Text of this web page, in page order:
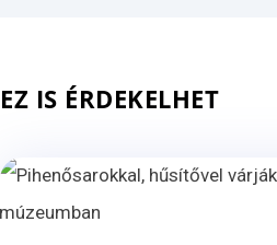
EZ IS ÉRDEKELHET